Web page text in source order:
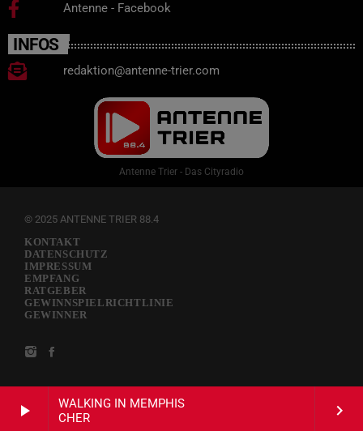
play_arrow
WALKING IN MEMPHIS
CHER
keyboard_arrow_right
Antenne - Facebook
INFOS
redaktion@antenne-trier.com
Antenne Trier - Das Cityradio
© 2025 ANTENNE TRIER 88.4
KONTAKT
DATENSCHUTZ
IMPRESSUM
EMPFANG
RATGEBER
GEWINNSPIELRICHTLINIE
GEWINNER